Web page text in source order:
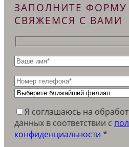
ЗАПОЛНИТЕ
СВЯЖЕМСЯ С ВАМИ
Я соглашаюсь на
данных в соответствии c
конфиденциальности *